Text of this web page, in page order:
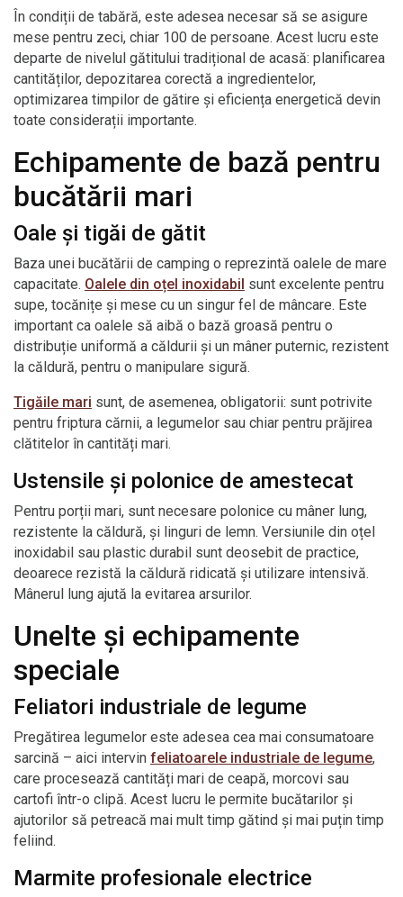
În condiții de tabără, este adesea necesar să se asigure
mese pentru zeci, chiar 100 de persoane. Acest lucru este
departe de nivelul gătitului tradițional de acasă: planificarea
cantităților, depozitarea corectă a ingredientelor,
optimizarea timpilor de gătire și eficiența energetică devin
toate considerații importante.
Echipamente de bază pentru
bucătării mari
Oale și tigăi de gătit
Baza unei bucătării de camping o reprezintă oalele de mare
capacitate. Oalele din oțel inoxidabil sunt excelente pentru
supe, tocănițe și mese cu un singur fel de mâncare. Este
important ca oalele să aibă o bază groasă pentru o
distribuție uniformă a căldurii și un mâner puternic, rezistent
la căldură, pentru o manipulare sigură.
Tigăile mari sunt, de asemenea, obligatorii: sunt potrivite
pentru friptura cărnii, a legumelor sau chiar pentru prăjirea
clătitelor în cantități mari.
Ustensile și polonice de amestecat
Pentru porții mari, sunt necesare polonice cu mâner lung,
rezistente la căldură, și linguri de lemn. Versiunile din oțel
inoxidabil sau plastic durabil sunt deosebit de practice,
deoarece rezistă la căldură ridicată și utilizare intensivă.
Mânerul lung ajută la evitarea arsurilor.
Unelte și echipamente
speciale
Feliatori industriale de legume
Pregătirea legumelor este adesea cea mai consumatoare
sarcină – aici intervin feliatoarele industriale de legume,
care procesează cantități mari de ceapă, morcovi sau
cartofi într-o clipă. Acest lucru le permite bucătarilor și
ajutorilor să petreacă mai mult timp gătind și mai puțin timp
feliind.
Marmite profesionale electrice